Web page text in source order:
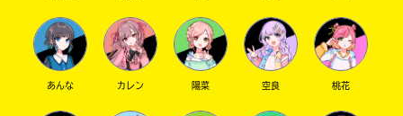
あんな カレン 陽菜 空良 桃花